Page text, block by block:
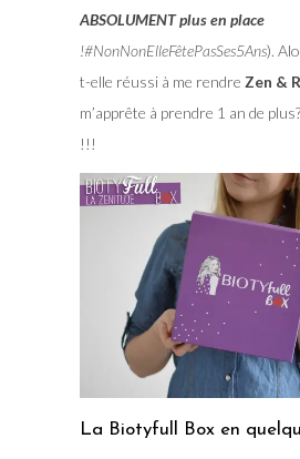
ABSOLUMENT plus en place
!#NonNonElleFêtePasSes5Ans).
t-elle réussi à me rendre Zen &
m’apprête à prendre 1 an de
!!!
La Biotyfull Box en